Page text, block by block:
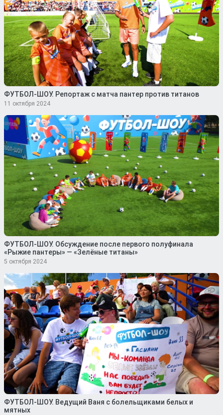
ФУТБОЛ-ШОУ. Репортаж с матча пантер против титанов
11 октября 2024
ФУТБОЛ-ШОУ. Обсуждение после первого полуфинала
«Рыжие пантеры» — «Зелёные титаны»
5 октября 2024
ФУТБОЛ-ШОУ. Ведущий Ваня с болельщиками белых и
мятных